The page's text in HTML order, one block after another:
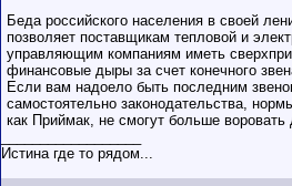
Беда российского населения в своей
позволяет поставщикам тепловой и
управляющим компаниям иметь
финансовые дыры за счет конечного
Если вам надоело быть последним
самостоятельно законодательства,
как Приймак, не смогут больше воровать
Истина где то рядом...